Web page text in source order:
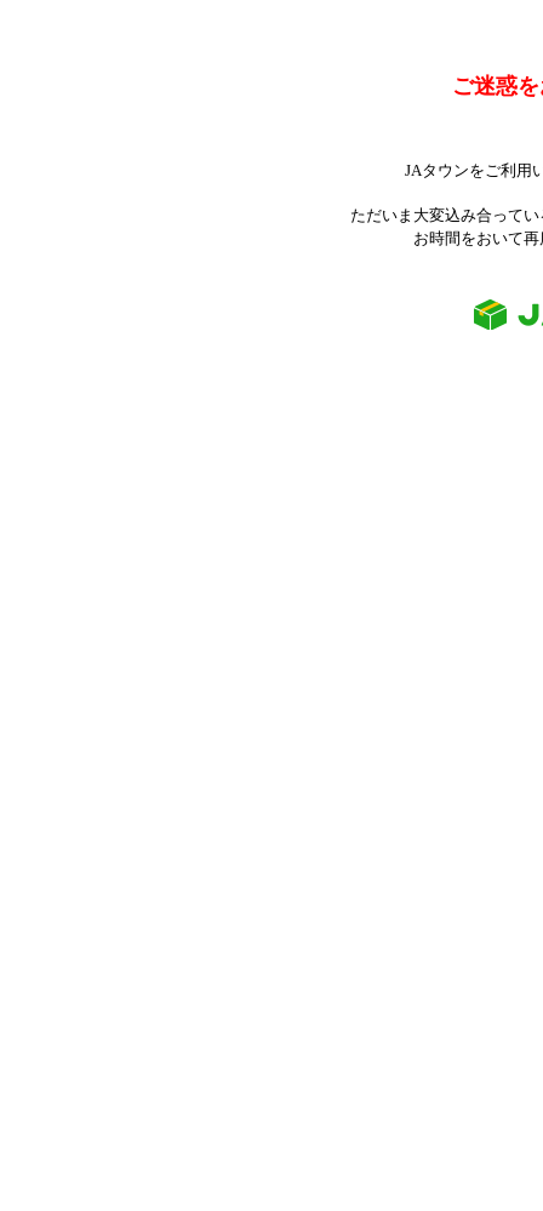
ご迷惑
JAタウンをご利用
ただいま大変込み合って
お時間をおいて